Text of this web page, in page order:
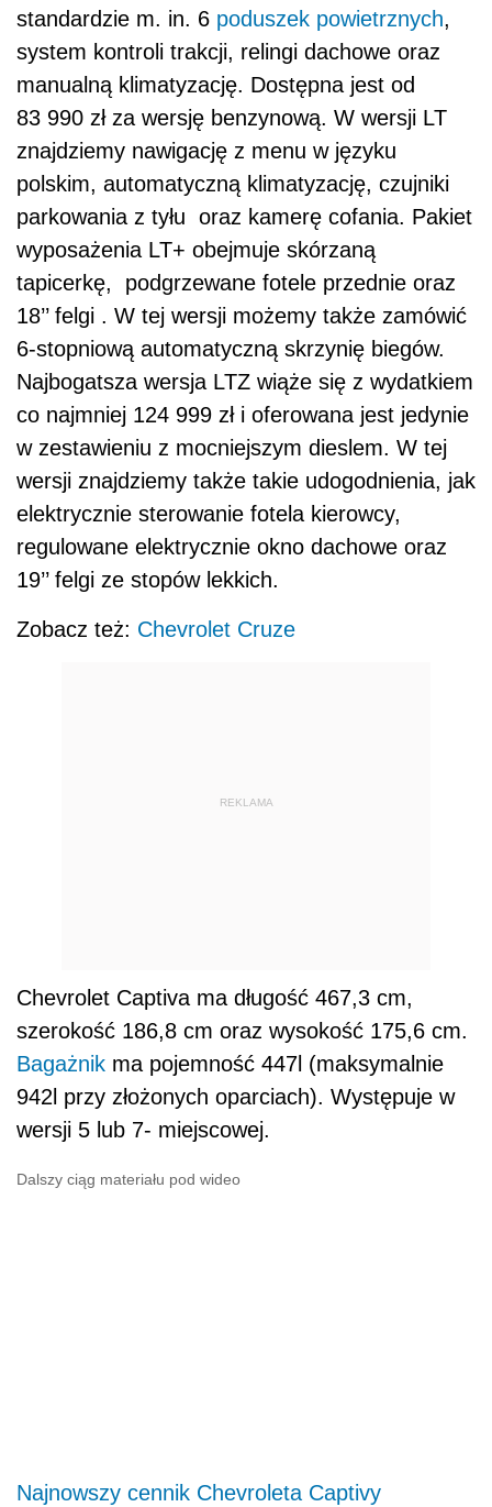
standardzie m. in. 6 poduszek powietrznych,
system kontroli trakcji, relingi dachowe oraz
manualną klimatyzację. Dostępna jest od
83 990 zł za wersję benzynową. W wersji LT
znajdziemy nawigację z menu w języku
polskim, automatyczną klimatyzację, czujniki
parkowania z tyłu oraz kamerę cofania. Pakiet
wyposażenia LT+ obejmuje skórzaną
tapicerkę, podgrzewane fotele przednie oraz
18’’ felgi . W tej wersji możemy także zamówić
6-stopniową automatyczną skrzynię biegów.
Najbogatsza wersja LTZ wiąże się z wydatkiem
co najmniej 124 999 zł i oferowana jest jedynie
w zestawieniu z mocniejszym dieslem. W tej
wersji znajdziemy także takie udogodnienia, jak
elektrycznie sterowanie fotela kierowcy,
regulowane elektrycznie okno dachowe oraz
19’’ felgi ze stopów lekkich.
Zobacz też: Chevrolet Cruze
REKLAMA
Chevrolet Captiva ma długość 467,3 cm,
szerokość 186,8 cm oraz wysokość 175,6 cm.
Bagażnik ma pojemność 447l (maksymalnie
942l przy złożonych oparciach). Występuje w
wersji 5 lub 7- miejscowej.
Dalszy ciąg materiału pod wideo
Najnowszy cennik Chevroleta Captivy